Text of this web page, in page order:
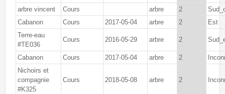
arbre vincent
Cours arbre 2
Cabanon
Cours 2017-05-04 arbre 2
Est
Terre-eau
#TE036
Cours 2016-05-29 arbre 2
Cabanon Cours 2017-05-04 arbre 2
Nichoirs et
compagnie
#K325
Cours 2018-05-08 arbre 2